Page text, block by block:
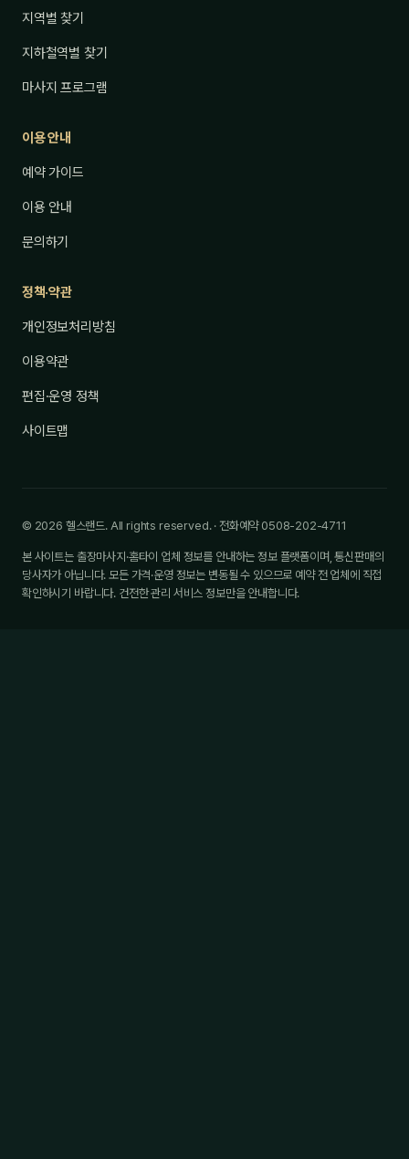
지역별 찾기
지하철역별 찾기
마사지 프로그램
이용 안내
예약 가이드
이용 안내
문의하기
정책·약관
개인정보처리방침
이용약관
편집·운영 정책
사이트맵
© 2026 헬스랜드. All rights reserved. · 전화예약 0508-202-4711
본 사이트는 출장마사지·홈타이 업체 정보를 안내하는 정보 플랫폼이며, 통신판매의
당사자가 아닙니다. 모든 가격·운영 정보는 변동될 수 있으므로 예약 전 업체에 직접
확인하시기 바랍니다. 건전한 관리 서비스 정보만을 안내합니다.